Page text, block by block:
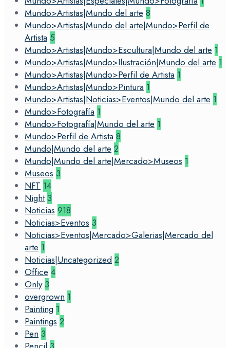
Mundo>Artistas|Mundo del arte 8
Mundo>Artistas|Mundo del arte|Mundo>Perfil de
Artista 5
Mundo>Artistas|Mundo>Escultura|Mundo del arte 1
Mundo>Artistas|Mundo>Ilustración|Mundo del arte 1
Mundo>Artistas|Mundo>Perfil de Artista 1
Mundo>Artistas|Mundo>Pintura 1
Mundo>Artistas|Noticias>Eventos|Mundo del arte 1
Mundo>Fotografía 1
Mundo>Fotografía|Mundo del arte 1
Mundo>Perfil de Artista 8
Mundo|Mundo del arte 2
Mundo|Mundo del arte|Mercado>Museos 1
Museos 3
NFT 14
Night 3
Noticias 918
Noticias>Eventos 3
Noticias>Eventos|Mercado>Galerias|Mercado del
arte 1
Noticias|Uncategorized 2
Office 4
Only 3
overgrown 1
Painting 1
Paintings 2
Pen 3